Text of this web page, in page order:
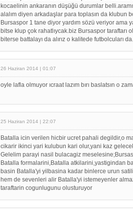
kocaelinin ankaranın düşüğü durumlar
alalım diyen arkadaşlar para toplasın da klubun
Bursaspor 1 tane diyor yardım sözü veriyor ama
bitse klup çok rahatlıycak.biz Bursaspor taraftarı
biterse battalayı da alırız o kalitede futbolcuları da.
26 Haziran 2014 | 01:07
oyle lafla olmuyor ıcraat lazım bırı baslatsın o
25 Haziran 2014 | 22:07
Batalla icin verilen hicbir ucret pahali degildir,o
cikarir ikinci yari kulubun kari olur,yani kaz
Gelelim parayi nasil bulacagiz
Batalla formalarini,Batalla atkilarini,yastigindan
basin Batalla'yi yilbasina kadar binlerce urun
hem de sevenleri alir Batalla'yi istemeyenler
taraftarin cogunlugunu olusturuyor